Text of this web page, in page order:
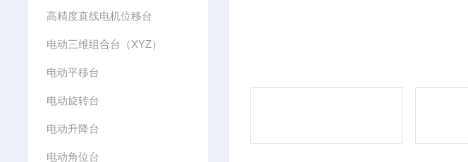
高精度直线电机位移台
电动三维组合台（XYZ）
电动平移台
电动旋转台
电动升降台
电动角位台